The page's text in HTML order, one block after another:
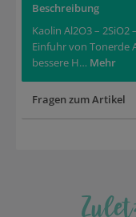
Beschreibung
Kaolin Al2O3 –
Einfuhr von Tonerde
bessere H… Mehr
Fragen zum Artikel